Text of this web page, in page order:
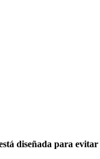
diseñada para